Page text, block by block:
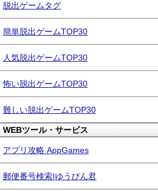
脱出ゲームタグ
簡単脱出ゲームTOP30
人気脱出ゲームTOP30
怖い脱出ゲームTOP30
難しい脱出ゲームTOP30
WEBツール・サービス
アプリ攻略 AppGames
郵便番号検索|ゆうびん君